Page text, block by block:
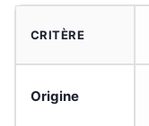
CRITÈRE
Origine